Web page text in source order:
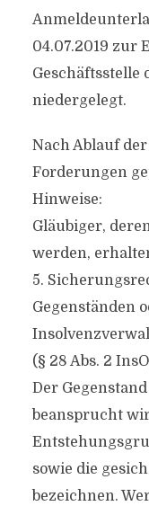
04.07.2019 zur
Geschäftsstelle
niedergelegt.
Nach Ablauf
Forderungen
Hinweise:
Gläubiger,
werden,
5.
Gegenständen
(§ 28 Abs. 2
Der
beansprucht
sowie die
bezeichnen.